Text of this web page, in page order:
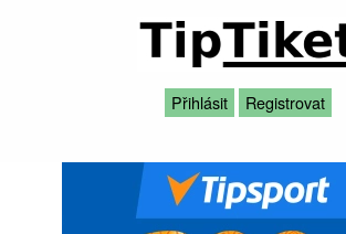
Přihlásit Registrovat